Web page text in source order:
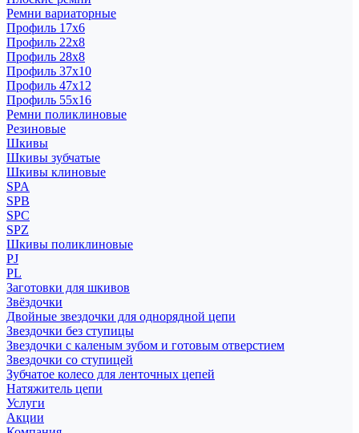
Ремни вариаторные
Профиль 17x6
Профиль 22x8
Профиль 28x8
Профиль 37x10
Профиль 47x12
Профиль 55x16
Ремни поликлиновые
Резиновые
Шкивы
Шкивы зубчатые
Шкивы клиновые
SPA
SPB
SPC
SPZ
Шкивы поликлиновые
PJ
PL
Заготовки для шкивов
Звёздочки
Двойные звездочки для однорядной цепи
Звездочки без ступицы
Звездочки с каленым зубом и готовым отверстием
Звездочки со ступицей
Зубчатое колесо для ленточных цепей
Натяжитель цепи
Услуги
Акции